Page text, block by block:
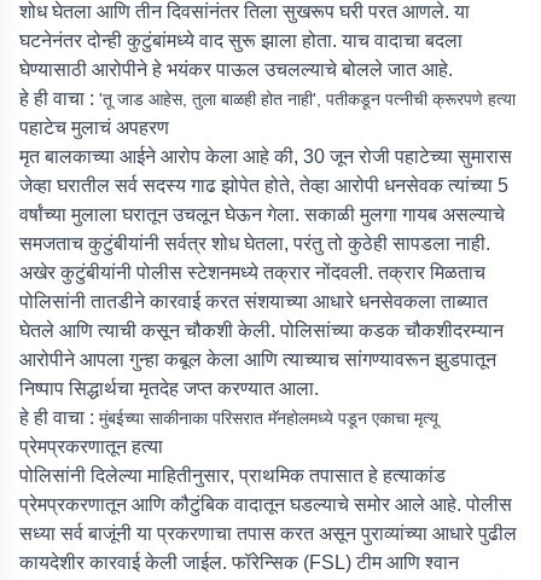
शोध घेतला आणि तीन दिवसांनंतर तिला सुखरूप घरी परत आणले. या
घटनेनंतर दोन्ही कुटुंबांमध्ये वाद सुरू झाला होता. याच वादाचा बदला
घेण्यासाठी आरोपीने हे भयंकर पाऊल उचलल्याचे बोलले जात आहे.
हे ही वाचा : 'तू जाड आहेस, तुला बाळही होत नाही', पतीकडून पत्नीची क्रूरपणे हत्या
पहाटेच मुलाचं अपहरण
मृत बालकाच्या आईने आरोप केला आहे की, 30 जून रोजी पहाटेच्या सुमारास
जेव्हा घरातील सर्व सदस्य गाढ झोपेत होते, तेव्हा आरोपी धनसेवक त्यांच्या 5
वर्षांच्या मुलाला घरातून उचलून घेऊन गेला. सकाळी मुलगा गायब असल्याचे
समजताच कुटुंबीयांनी सर्वत्र शोध घेतला, परंतु तो कुठेही सापडला नाही.
अखेर कुटुंबीयांनी पोलीस स्टेशनमध्ये तक्रार नोंदवली. तक्रार मिळताच
पोलिसांनी तातडीने कारवाई करत संशयाच्या आधारे धनसेवकला ताब्यात
घेतले आणि त्याची कसून चौकशी केली. पोलिसांच्या कडक चौकशीदरम्यान
आरोपीने आपला गुन्हा कबूल केला आणि त्याच्याच सांगण्यावरून झुडपातून
निष्पाप सिद्धार्थचा मृतदेह जप्त करण्यात आला.
हे ही वाचा : मुंबईच्या साकीनाका परिसरात मॅनहोलमध्ये पडून एकाचा मृत्यू
प्रेमप्रकरणातून हत्या
पोलिसांनी दिलेल्या माहितीनुसार, प्राथमिक तपासात हे हत्याकांड
प्रेमप्रकरणातून आणि कौटुंबिक वादातून घडल्याचे समोर आले आहे. पोलीस
सध्या सर्व बाजूंनी या प्रकरणाचा तपास करत असून पुराव्यांच्या आधारे पुढील
कायदेशीर कारवाई केली जाईल. फॉरेन्सिक (FSL) टीम आणि श्वान